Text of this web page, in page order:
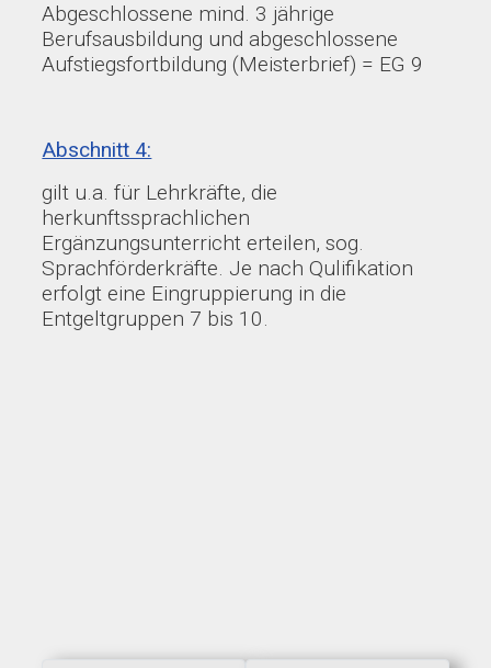
Abgeschlossene mind. 3 jährige
Berufsausbildung und abgeschlossene
Aufstiegsfortbildung (Meisterbrief) = EG 9
Abschnitt 4:
gilt u.a. für Lehrkräfte, die
herkunftssprachlichen
Ergänzungsunterricht erteilen, sog.
Sprachförderkräfte. Je nach Qulifikation
erfolgt eine Eingruppierung in die
Entgeltgruppen 7 bis 10.